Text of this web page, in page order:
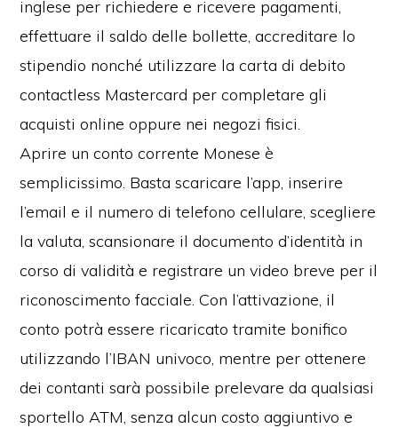
inglese per richiedere e ricevere pagamenti,
effettuare il saldo delle bollette, accreditare lo
stipendio nonché utilizzare la carta di debito
contactless Mastercard per completare gli
acquisti online oppure nei negozi fisici.
Aprire un conto corrente Monese è
semplicissimo. Basta scaricare l’app, inserire
l’email e il numero di telefono cellulare, scegliere
la valuta, scansionare il documento d’identità in
corso di validità e registrare un video breve per il
riconoscimento facciale. Con l’attivazione, il
conto potrà essere ricaricato tramite bonifico
utilizzando l’IBAN univoco, mentre per ottenere
dei contanti sarà possibile prelevare da qualsiasi
sportello ATM, senza alcun costo aggiuntivo e